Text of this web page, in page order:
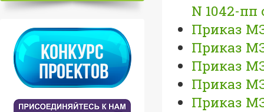
N 1042-пп
Приказ
Приказ
Приказ
Приказ
Приказ МЗ